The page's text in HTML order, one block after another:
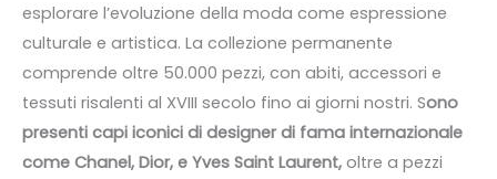
esplorare l’evoluzione della moda come espressione
culturale e artistica. La collezione permanente
comprende oltre 50.000 pezzi, con abiti, accessori e
tessuti risalenti al XVIII secolo fino ai giorni nostri. Sono
presenti capi iconici di designer di fama internazionale
come Chanel, Dior, e Yves Saint Laurent, oltre a pezzi